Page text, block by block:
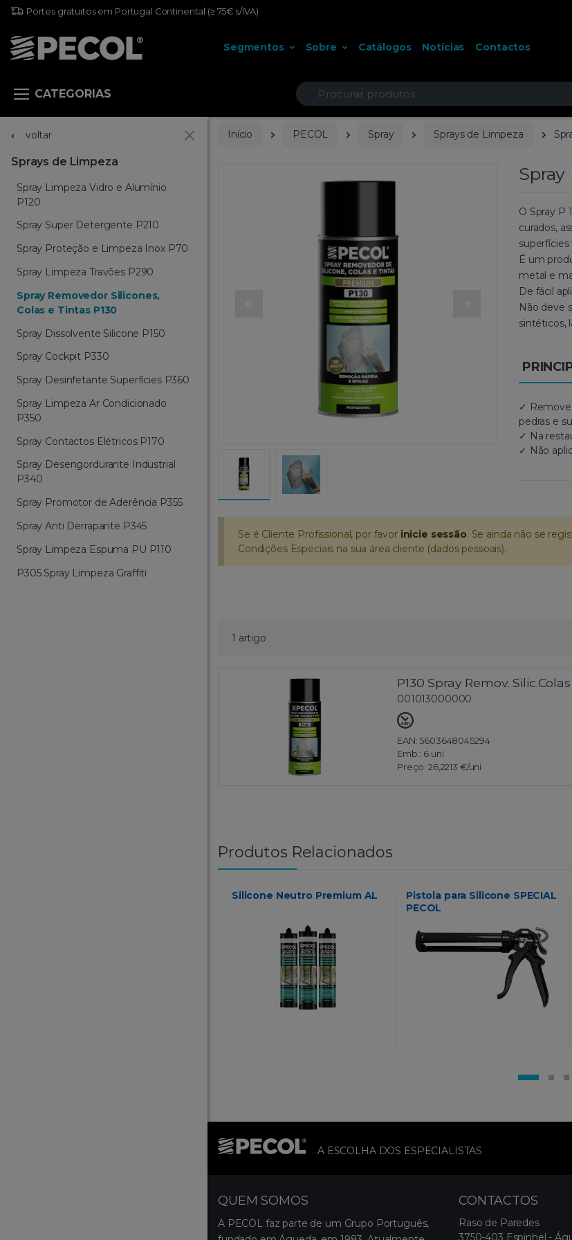
Portes gratuitos em Portugal Continental (≥ 75€ s/IVA)
Segmentos Sobre Catálogos Notícias Contactos
CATEGORIAS Procurar
voltar
Sprays de Limpeza
Spray Limpeza Vidro e Alumínio
P120
Spray Super Detergente P210
Spray Proteção e Limpeza Inox P70
Spray Limpeza Travões P290
Spray Removedor Silicones,
Colas e Tintas P130
Spray Dissolvente Silicone P150
Spray Cockpit P330
Spray Desinfetante Superfícies P360
Spray Limpeza Ar Condicionado
P350
Spray Contactos Elétricos P170
Spray Desengordurante Industrial
P340
Spray Promotor de Aderência P355
Spray Anti Derrapante P345
Spray Limpeza Espuma PU P110
P305 Spray Limpeza Graffiti
Início PECOL Spray Sprays de Limpeza
Spray
O Spray P
curados,
superfícies
É um
metal e
De fácil
Não deve
sintéticos,
✓ Remove
pedras e
✓ Na
✓ Não
Se é Cliente Profissional, por favor inicie sessão. Se ainda não se
Condições Especiais na sua área cliente (dados pessoais).
1 artigo
P130 Spray Remov.
001013000000
EAN: 5603648045294
Emb.: 6 uni
Preço: 26,2213 €/uni
Produtos Relacionados
Silicone Neutro Premium AL
Pistola para Silicone SPECIAL
PECOL
A ESCOLHA DOS ESPECIALISTAS
QUEM SOMOS
A PECOL faz parte de um Grupo Português,
CONTACTOS
Raso de Paredes
3750-403 Espinhel -